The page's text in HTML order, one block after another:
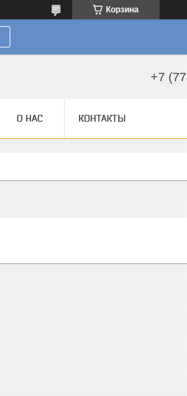
Корзина
+7
О НАС КОНТАКТЫ